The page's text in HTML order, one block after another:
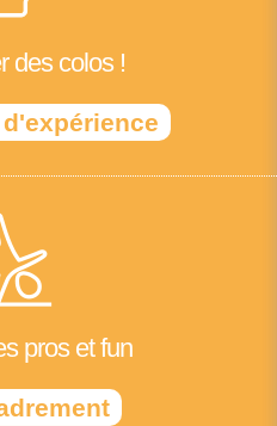
des colos !
pros et fun